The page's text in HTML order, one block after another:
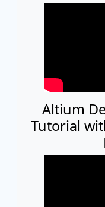
Altium
Tutorial